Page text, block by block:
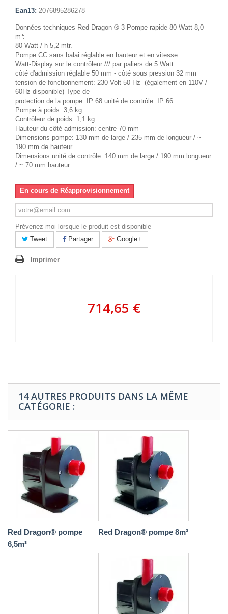
Ean13: 2076895286278
Données techniques Red Dragon ® 3 Pompe rapide 80 Watt 8,0
m³:
80 Watt / h 5,2 mtr.
Pompe CC sans balai réglable en hauteur et en vitesse
Watt-Display sur le contrôleur /// par paliers de 5 Watt
côté d'admission réglable 50 mm - côté sous pression 32 mm
tension de fonctionnement: 230 Volt 50 Hz (également en 110V /
60Hz disponible) Type de
protection de la pompe: IP 68 unité de contrôle: IP 66
Pompe à poids: 3,6 kg
Contrôleur de poids: 1,1 kg
Hauteur du côté admission: centre 70 mm
Dimensions pompe: 130 mm de large / 235 mm de longueur / ~
190 mm de hauteur
Dimensions unité de contrôle: 140 mm de large / 190 mm longueur
/ ~ 70 mm hauteur
En cours de Réapprovisionnement
Prévenez-moi lorsque le produit est disponible
Tweet
Partager Google+
Imprimer
714,65 €
14 AUTRES PRODUITS DANS LA MÊME
CATÉGORIE :
Red Dragon® pompe
6,5m³
Red Dragon® pompe 8m³